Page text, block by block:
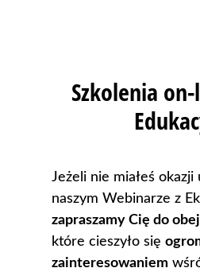
Szkolenia
Jeżeli nie miałeś okazji
naszym Webinarze z
zapraszamy Cię do
które cieszyło się
zainteresowaniem